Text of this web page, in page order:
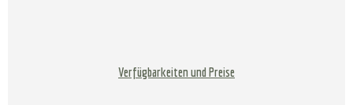
Verfügbarkeiten und Preise